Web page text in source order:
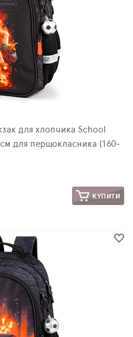
для хлопчика School
для першокласника (160-
КУПИТИ